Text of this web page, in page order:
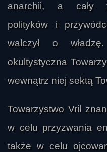
anarchii, a cały
polityków i
walczył o
okultystyczna
wewnątrz niej sektą
Towarzystwo Vril
w celu przyzwania
także w celu